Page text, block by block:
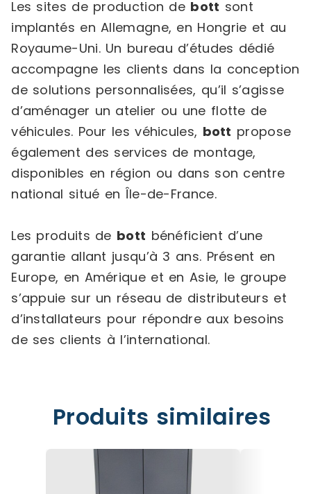
Les sites de production de bott sont
implantés en Allemagne, en Hongrie et au
Royaume-Uni. Un bureau d’études dédié
accompagne les clients dans la conception
de solutions personnalisées, qu’il s’agisse
d’aménager un atelier ou une flotte de
véhicules. Pour les véhicules, bott propose
également des services de montage,
disponibles en région ou dans son centre
national situé en Île-de-France.
Les produits de bott bénéficient d’une
garantie allant jusqu’à 3 ans. Présent en
Europe, en Amérique et en Asie, le groupe
s’appuie sur un réseau de distributeurs et
d’installateurs pour répondre aux besoins
de ses clients à l’international.
Produits similaires